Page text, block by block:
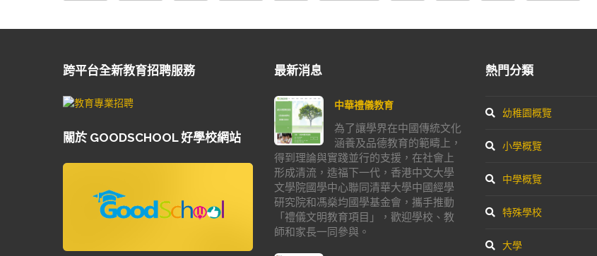
跨平台全新教育招聘服務
關於 GOODSCHOOL 好學校網站
最新消息
中華禮儀教育
為了讓學界在中國傳統文化
涵養及品德教育的範疇上，
得到理論與實踐並行的支援，在社會上
形成清流，造福下一代，香港中文大學
文學院國學中心聯同清華大學中國經學
研究院和馮燊均國學基金會，攜手推動
「禮儀文明教育項目」，歡迎學校、教
師和家長一同參與。
熱門分類
幼稚園概覽
小學概覽
中學概覽
特殊學校
大學